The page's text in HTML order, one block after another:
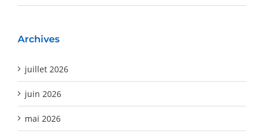
Archives
juillet 2026
juin 2026
mai 2026